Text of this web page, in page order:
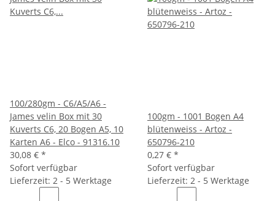
100/280gm - C6/A5/A6 -
James velin Box mit 30
Kuverts C6, 20 Bogen A5, 10
Karten A6 - Elco - 91316.10
30,08 € *
Sofort verfügbar
Lieferzeit: 2 - 5 Werktage
100gm - 1001 Bogen A4
blütenweiss - Artoz -
650796-210
0,27 € *
Sofort verfügbar
Lieferzeit: 2 - 5 Werktage